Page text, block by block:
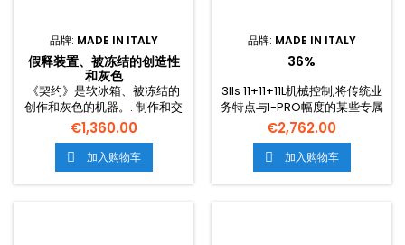
品牌: MADE IN ITALY
假释装置、被冻结的创造性
和灰色
《契约》是软冰箱、被冻结的
创作和灰色的机器。. 制作和交
付软冰箱的专业机器,有5个导
师。. 生产软冰箱的专业设备,将
技术、电力和优势结合起来,为
你的业务提供无数的可能性。.
暴露了软冰箱、被冻结的和
€1,360.00
 加入购物车
品牌: MADE IN ITALY
36%
3lls 11+11+11L机械控制,将传统业
务特点与I-PRO幅度的某些专属
内容结合起来。. 寻找高效率和
创新设备的人们的舒适理想,但
投资需求更有限,有机械的推动
者:开始生产灰色和维修阶段是
手工的。. 利用3个I-TANKTM的
€2,762.00
 加入购物车